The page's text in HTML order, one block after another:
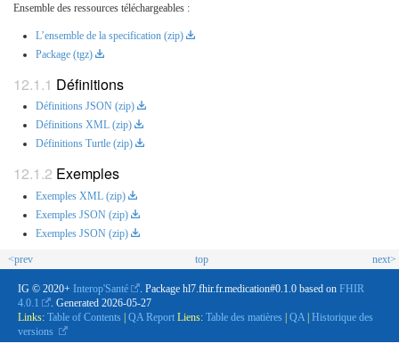
Ensemble des ressources téléchargeables :
L’ensemble de la specification (zip)
Package (tgz)
Définitions
Définitions JSON (zip)
Définitions XML (zip)
Définitions Turtle (zip)
Exemples
Exemples XML (zip)
Exemples JSON (zip)
Exemples JSON (zip)
<prev top next>
IG © 2020+ Interop'Santé . Package hl7.fhir.fr.medication#0.1.0 based on FHIR
4.0.1
. Generated 2026-05-27
Links: Table of Contents | QA Report Liens: Table des matières | QA | Historique des
versions